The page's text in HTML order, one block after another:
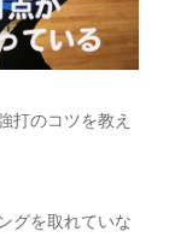
打のコツを教え
グを取れていな